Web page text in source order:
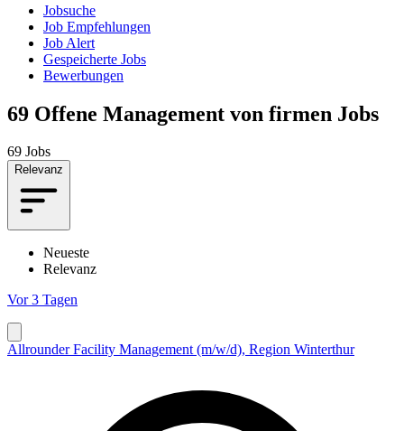
Jobsuche
Job Empfehlungen
Job Alert
Gespeicherte Jobs
Bewerbungen
69 Offene Management von firmen Jobs
69 Jobs
Relevanz
Neueste
Relevanz
Vor 3 Tagen
Allrounder Facility Management (m/w/d), Region Winterthur